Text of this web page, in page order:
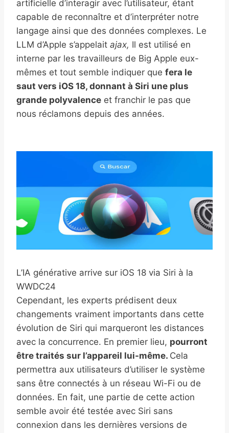
artificielle d’interagir avec l’utilisateur, étant
capable de reconnaître et d’interpréter notre
langage ainsi que des données complexes. Le
LLM d’Apple s’appelait ajax, Il est utilisé en
interne par les travailleurs de Big Apple eux-
mêmes et tout semble indiquer que fera le
saut vers iOS 18, donnant à Siri une plus
grande polyvalence et franchir le pas que
nous réclamons depuis des années.
L’IA générative arrive sur iOS 18 via Siri à la
WWDC24
Cependant, les experts prédisent deux
changements vraiment importants dans cette
évolution de Siri qui marqueront les distances
avec la concurrence. En premier lieu, pourront
être traités sur l’appareil lui-même. Cela
permettra aux utilisateurs d’utiliser le système
sans être connectés à un réseau Wi-Fi ou de
données. En fait, une partie de cette action
semble avoir été testée avec Siri sans
connexion dans les dernières versions de